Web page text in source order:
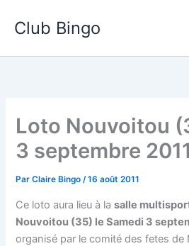
Club Bingo
Loto Nouvoitou
3 septembre 2011
ParClaire Bingo/16 août 2011
Ce loto aura lieu à lasalle
Nouvoitou (35) le Samedi 3
organisé par le comité des fetes de